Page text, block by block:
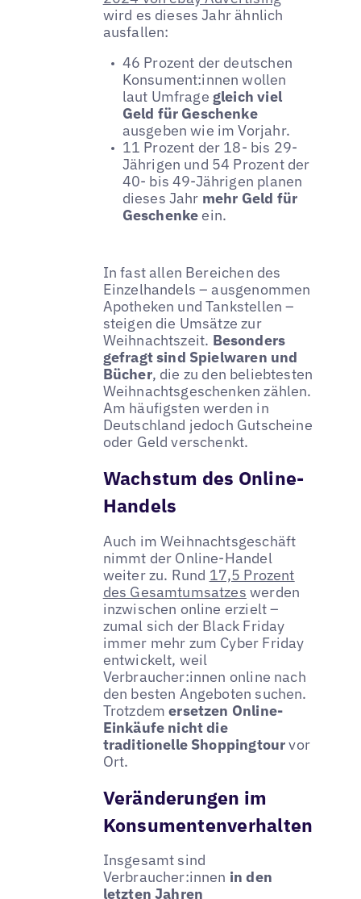
wird es dieses Jahr ähnlich
ausfallen:
46 Prozent der deutschen
Konsument:innen wollen
laut Umfrage gleich viel
Geld für Geschenke
ausgeben wie im Vorjahr.
11 Prozent der 18- bis 29-
Jährigen und 54 Prozent der
40- bis 49-Jährigen planen
dieses Jahr mehr Geld für
Geschenke ein.
In fast allen Bereichen des
Einzelhandels – ausgenommen
Apotheken und Tankstellen –
steigen die Umsätze zur
Weihnachtszeit. Besonders
gefragt sind Spielwaren und
Bücher, die zu den beliebtesten
Weihnachtsgeschenken zählen.
Am häufigsten werden in
Deutschland jedoch Gutscheine
oder Geld verschenkt.
Wachstum des Online-
Handels
Auch im Weihnachtsgeschäft
nimmt der Online-Handel
weiter zu. Rund 17,5 Prozent
des Gesamtumsatzes werden
inzwischen online erzielt –
zumal sich der Black Friday
immer mehr zum Cyber Friday
entwickelt, weil
Verbraucher:innen online nach
den besten Angeboten suchen.
Trotzdemersetzen Online-
Einkäufe nicht die
traditionelle Shoppingtourvor
Ort.
Veränderungen im
Konsumentenverhalten
Insgesamt sind
Verbraucher:innen in den
letzten Jahren